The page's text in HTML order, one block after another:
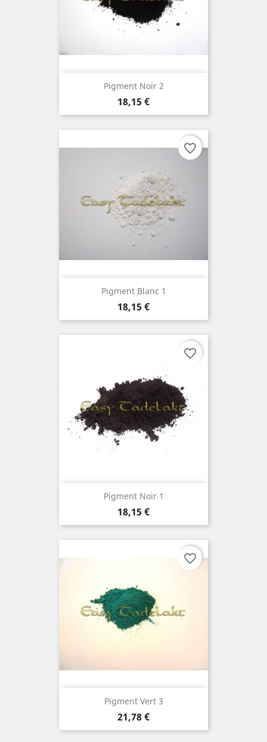
Pigment Noir 2
Prix
18,15 €
Pigment Blanc 1
Prix
18,15 €
favorite_border
Pigment Noir 1
Prix
18,15 €
favorite_border
Pigment Vert 3
Prix
21,78 €
favorite_border